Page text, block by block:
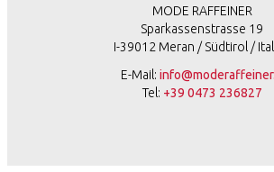
MODE RAFFEINER
Sparkassenstrasse 19
I-39012 Meran / Südtirol /
E-Mail:
Tel: +39 0473 236827